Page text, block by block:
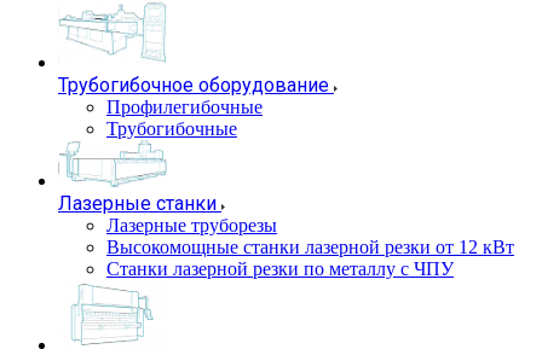
Трубогибочное оборудование
Профилегибочные
Трубогибочные
Лазерные станки
Лазерные труборезы
Высокомощные станки лазерной резки от 12 кВт
Станки лазерной резки по металлу с ЧПУ